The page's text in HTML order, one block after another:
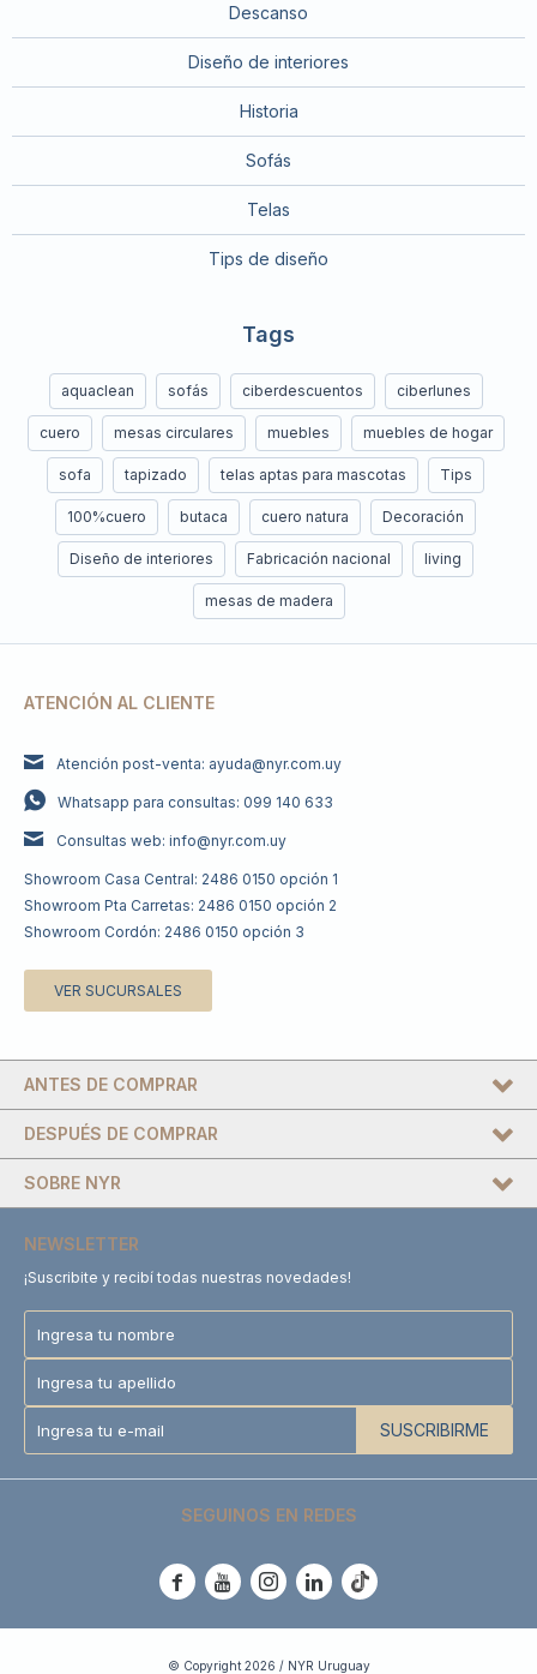
Descanso
Diseño de interiores
Historia
Sofás
Telas
Tips de diseño
Tags
aquaclean sofás ciberdescuentos ciberlunes
cuero mesas circulares muebles muebles de hogar
sofa tapizado telas aptas para mascotas Tips
100%cuero butaca cuero natura Decoración
Diseño de interiores Fabricación nacional living
mesas de madera
ATENCIÓN AL CLIENTE
Atención post-venta: ayuda@nyr.com.uy
Whatsapp para consultas: 099 140 633
Consultas web: info@nyr.com.uy
Showroom Casa Central: 2486 0150 opción 1
Showroom Pta Carretas: 2486 0150 opción 2
Showroom Cordón: 2486 0150 opción 3
VER SUCURSALES
DESPUÉS DE COMPRAR
SOBRE NYR
ANTES DE COMPRAR
NEWSLETTER
¡Suscribite y recibí todas nuestras novedades!
SUSCRIBIRME
SEGUINOS EN REDES
    
© Copyright 2026 / NYR Uruguay